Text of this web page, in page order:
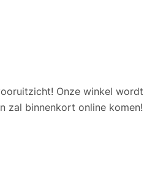
Onze winkel wordt
zal binnenkort online komen!